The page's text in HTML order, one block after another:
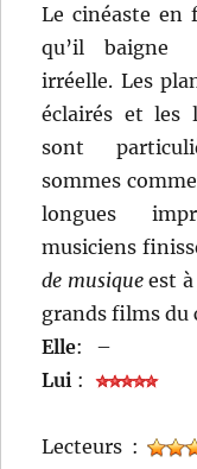
Le cinéaste en
qu’il baigne
irréelle. Les
éclairés et les
sont
sommes
longues
musiciens
de musiqueest à
grands films du
Elle:
–
Lui :
Lecteurs :